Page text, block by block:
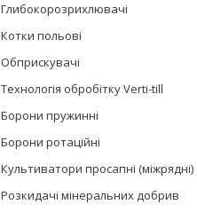
Глибокорозрихлювачі
Котки польові
Обприскувачі
Технологія обробітку Verti-till
Борони пружинні
Борони ротаційні
Культиватори просапні (міжрядні)
Розкидачі мінеральних добрив